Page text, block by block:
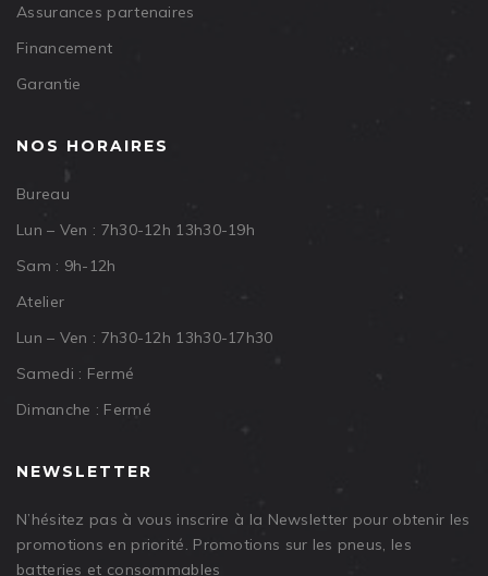
Assurances partenaires
Financement
Garantie
NOS HORAIRES
Bureau
Lun – Ven : 7h30-12h 13h30-19h
Sam : 9h-12h
Atelier
Lun – Ven : 7h30-12h 13h30-17h30
Samedi : Fermé
Dimanche : Fermé
NEWSLETTER
N’hésitez pas à vous inscrire à la Newsletter pour obtenir les
promotions en priorité. Promotions sur les pneus, les
batteries et consommables